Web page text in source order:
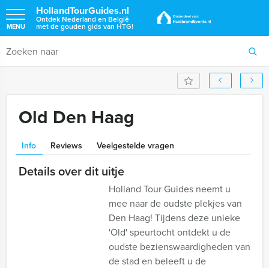
HollandTourGuides.nl
Ontdek Nederland en België
met de gouden gids van HTG!
MENU
Old Den Haag
Info Reviews Veelgestelde vragen
Details over dit uitje
Holland Tour Guides neemt u
mee naar de oudste plekjes van
Den Haag! Tijdens deze unieke
'Old' speurtocht ontdekt u de
oudste bezienswaardigheden van
de stad en beleeft u de